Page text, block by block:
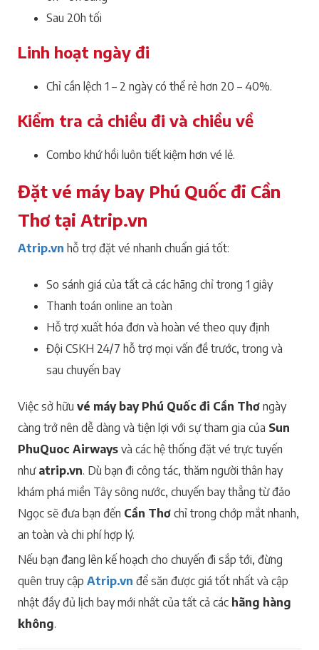
Sau 20h tối
Linh hoạt ngày đi
Chỉ cần lệch 1 – 2 ngày có thể rẻ hơn 20 – 40%.
Kiểm tra cả chiều đi và chiều về
Combo khứ hồi luôn tiết kiệm hơn vé lẻ.
Đặt vé máy bay Phú Quốc đi Cần
Thơ tại Atrip.vn
Atrip.vn hỗ trợ đặt vé nhanh chuẩn giá tốt:
So sánh giá của tất cả các hãng chỉ trong 1 giây
Thanh toán online an toàn
Hỗ trợ xuất hóa đơn và hoàn vé theo quy định
Đội CSKH 24/7 hỗ trợ mọi vấn đề trước, trong và
sau chuyến bay
Việc sở hữu vé máy bay Phú Quốc đi Cần Thơ ngày
càng trở nên dễ dàng và tiện lợi với sự tham gia của Sun
PhuQuoc Airways và các hệ thống đặt vé trực tuyến
như atrip.vn. Dù bạn đi công tác, thăm người thân hay
khám phá miền Tây sông nước, chuyến bay thẳng từ đảo
Ngọc sẽ đưa bạn đến Cần Thơ chỉ trong chớp mắt nhanh,
an toàn và chi phí hợp lý.
Nếu bạn đang lên kế hoạch cho chuyến đi sắp tới, đừng
quên truy cập Atrip.vn để săn được giá tốt nhất và cập
nhật đầy đủ lịch bay mới nhất của tất cả các hãng hàng
không.